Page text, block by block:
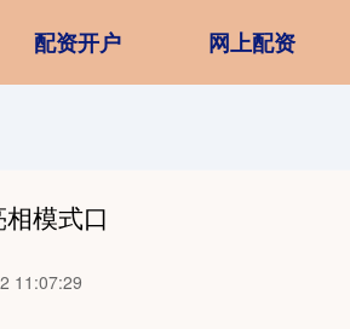
配资开户 网上配资
模式口
11:07:29